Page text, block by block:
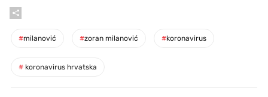
#milanović #zoran milanović #koronavirus
# koronavirus hrvatska